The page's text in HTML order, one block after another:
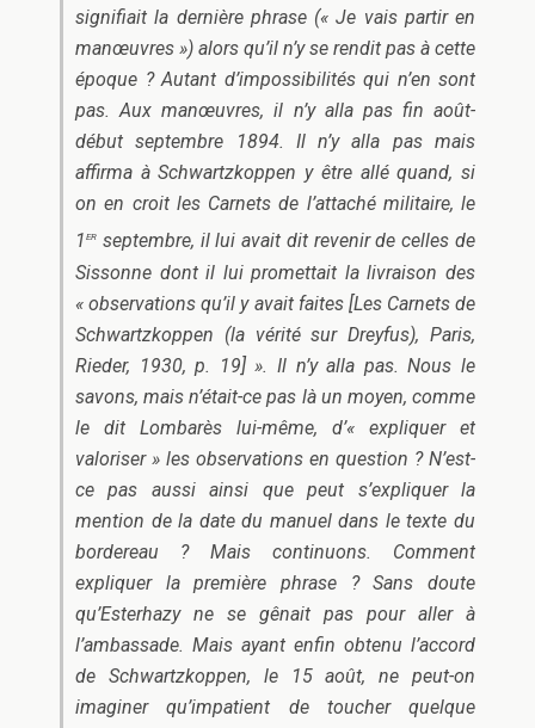
signifiait la dernière phrase (« Je vais partir en
manœuvres ») alors qu’il n’y se rendit pas à cette
époque ? Autant d’impossibilités qui n’en sont
pas. Aux manœuvres, il n’y alla pas fin août-
début septembre 1894. Il n’y alla pas mais
affirma à Schwartzkoppen y être allé quand, si
on en croit les Carnets de l’attaché militaire, le
1er septembre, il lui avait dit revenir de celles de
Sissonne dont il lui promettait la livraison des
« observations qu’il y avait faites [Les Carnets de
Schwartzkoppen (la vérité sur Dreyfus), Paris,
Rieder, 1930, p. 19] ». Il n’y alla pas. Nous le
savons, mais n’était-ce pas là un moyen, comme
le dit Lombarès lui-même, d’« expliquer et
valoriser » les observations en question ? N’est-
ce pas aussi ainsi que peut s’expliquer la
mention de la date du manuel dans le texte du
bordereau ? Mais continuons. Comment
expliquer la première phrase ? Sans doute
qu’Esterhazy ne se gênait pas pour aller à
l’ambassade. Mais ayant enfin obtenu l’accord
de Schwartzkoppen, le 15 août, ne peut-on
imaginer qu’impatient de toucher quelque